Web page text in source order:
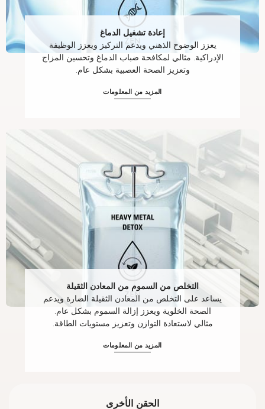
إعادة تشغيل الدماغ
يعزز الوضوح الذهني ويدعم التركيز ويعزز الوظيفة
الإدراكية. مثالي لمكافحة ضباب الدماغ وتحسين المزاج
وتعزيز الصحة العصبية بشكل عام.
المزيد من المعلومات
التخلص من السموم من المعادن الثقيلة
يساعد على التخلص من المعادن الثقيلة الضارة ويدعم
الصحة الخلوية ويعزز إزالة السموم بشكل عام.
مثالي لاستعادة التوازن وتعزيز مستويات الطاقة.
المزيد من المعلومات
الحقن الأخرى